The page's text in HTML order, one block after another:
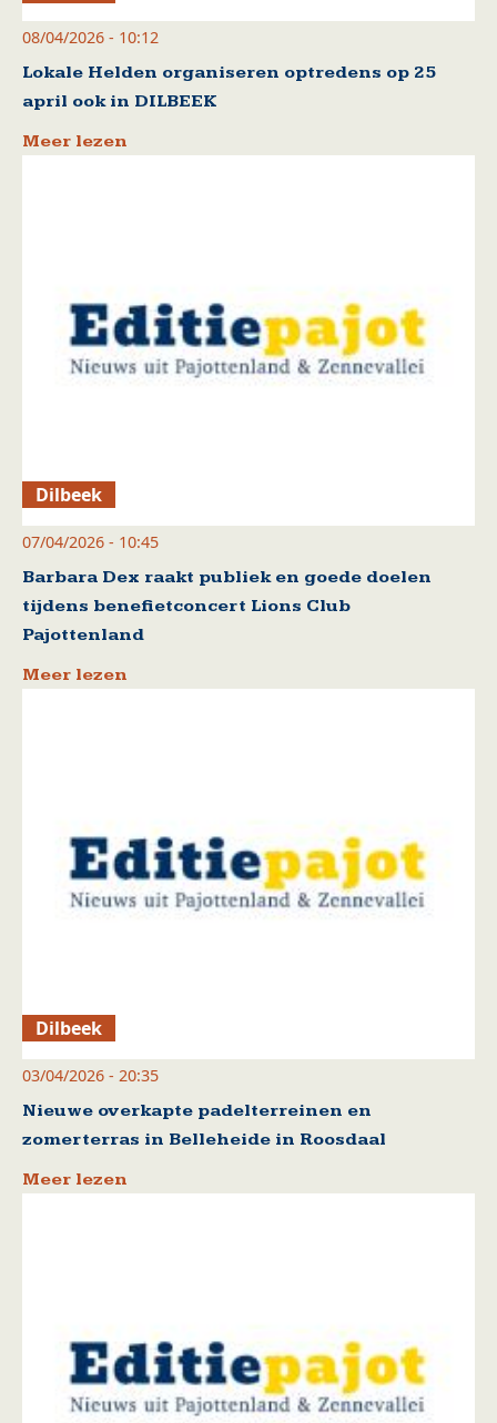
08/04/2026 - 10:12
Lokale Helden organiseren optredens op 25
april ook in DILBEEK
Meer lezen
Dilbeek
07/04/2026 - 10:45
Barbara Dex raakt publiek en goede doelen
tijdens benefietconcert Lions Club
Pajottenland
Meer lezen
Dilbeek
03/04/2026 - 20:35
Nieuwe overkapte padelterreinen en
zomerterras in Belleheide in Roosdaal
Meer lezen